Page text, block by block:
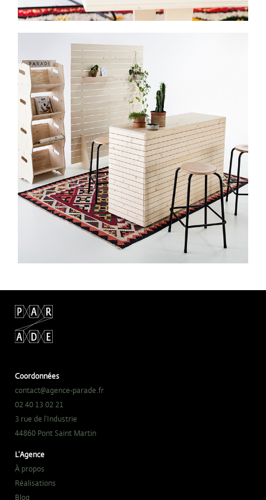
Coordonnées
contact@agence-parade.fr
02 40 13 02 21
3 rue de l'Industrie
44860 Pont Saint Martin
L'Agence
À propos
Réalisations
Blog